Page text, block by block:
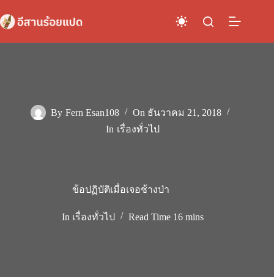
to
content
By Fern Esan108 On ธันวาคม 21, 2018
In เรื่องทั่วไป
ข้อปฏิบัติเมื่อเจอช้างป่า
In เรื่องทั่วไป Read Time 16 mins